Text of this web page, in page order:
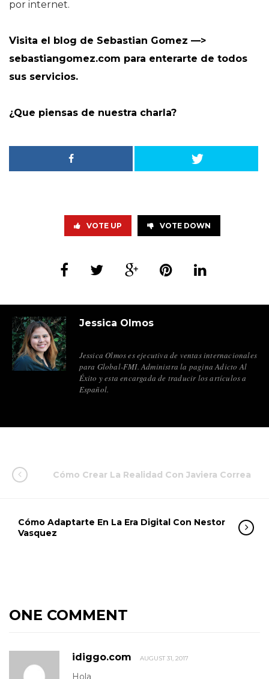
por internet.
Visita el blog de Sebastian Gomez —>
sebastiangomez.com para enterarte de todos
sus servicios.
¿Que piensas de nuestra charla?
VOTE UP VOTE DOWN
Jessica Olmos
Jessica Olmos es ejecutiva de ventas internacionales
para Global-FMI. Administra la pagina Adicto Al
Éxito y esta encargada de traducir los artículos a
Español.
Cómo Crear La Realidad Con Javiera Correa
Cómo Adaptarte En La Era Digital Con Nestor
Vasquez
ONE COMMENT
idiggo.com AUGUST 31, 2017
Hola